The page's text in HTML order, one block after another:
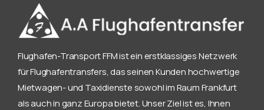
Flughafen-Transport FFM ist ein erstklassiges Netzwerk
für Flughafentransfers, das seinen Kunden hochwertige
Mietwagen- und Taxidienste sowohl im Raum Frankfurt
als auch in ganz Europa bietet. Unser Ziel ist es, Ihnen